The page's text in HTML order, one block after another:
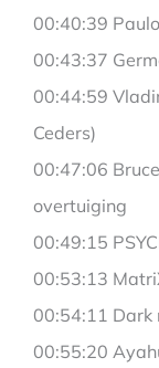
00:40:39
00:43:37
00:44:59
Ceders)
00:47:06
overtuiging
00:49:15
00:53:13
00:54:11 Dark
00:55:20